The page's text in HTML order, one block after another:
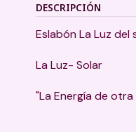
DESCRIPCIÓN
Eslabón La Luz del
La Luz- Solar
"La Energía de otra